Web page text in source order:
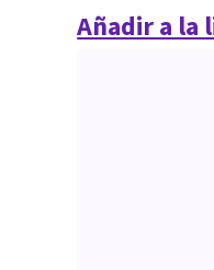
Añadir a la